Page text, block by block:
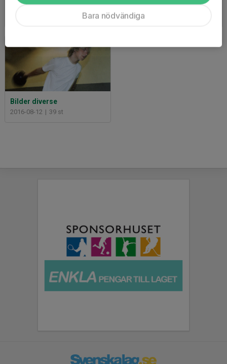
2022-2023 Hall of Shame 5-7-10
2018-11-20
Bilder diverse
2016-08-12 | 39 st
Bara nödvändiga